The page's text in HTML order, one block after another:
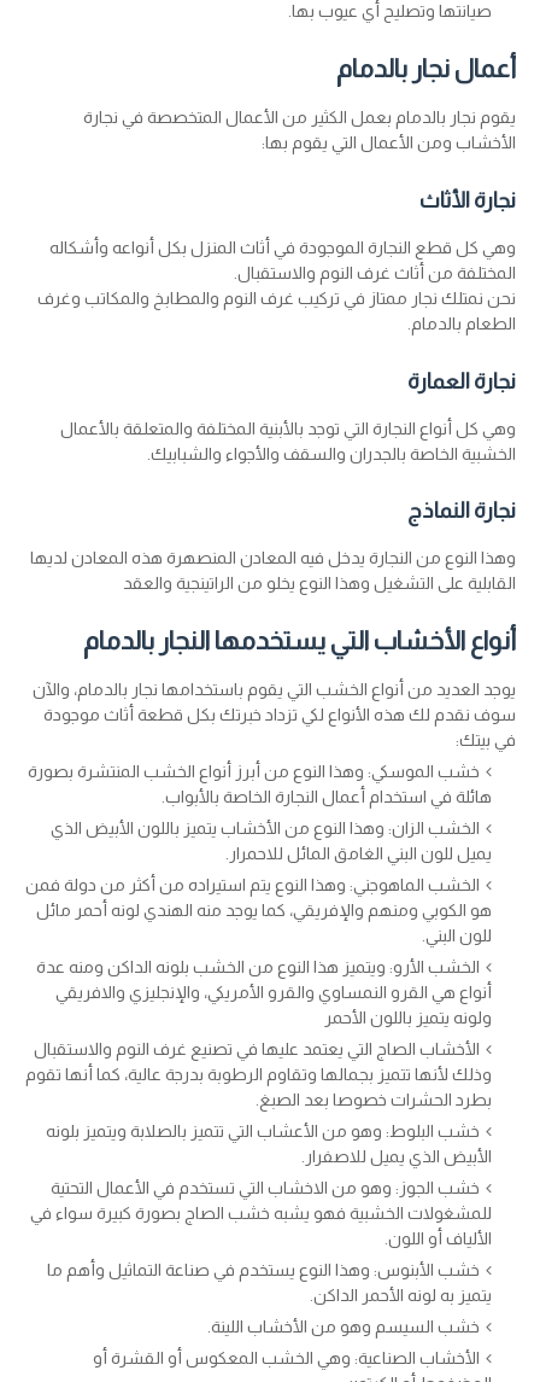
صيانتها وتصليح أي عيوب بها.
أعمال نجار بالدمام
يقوم نجار بالدمام بعمل الكثير من الأعمال المتخصصة في نجارة
الأخشاب ومن الأعمال التي يقوم بها:
نجارة الأثاث
وهي كل قطع النجارة الموجودة في أثاث المنزل بكل أنواعه وأشكاله
المختلفة من أثاث غرف النوم والاستقبال.
نحن نمتلك نجار ممتاز في تركيب غرف النوم والمطابخ والمكاتب وغرف
الطعام بالدمام.
نجارة العمارة
وهي كل أنواع النجارة التي توجد بالأبنية المختلفة والمتعلقة بالأعمال
الخشبية الخاصة بالجدران والسقف والأجواء والشبابيك.
نجارة النماذج
وهذا النوع من النجارة يدخل فيه المعادن المنصهرة هذه المعادن لديها
القابلية على التشغيل وهذا النوع يخلو من الراتينجية والعقد
أنواع الأخشاب التي يستخدمها النجار بالدمام
يوجد العديد من أنواع الخشب التي يقوم باستخدامها نجار بالدمام، والآن
سوف نقدم لك هذه الأنواع لكي تزداد خبرتك بكل قطعة أثاث موجودة
في بيتك:
خشب الموسكي: وهذا النوع من أبرز أنواع الخشب المنتشرة بصورة
هائلة في استخدام أعمال النجارة الخاصة بالأبواب.
الخشب الزان: وهذا النوع من الأخشاب يتميز باللون الأبيض الذي
يميل للون البني الغامق المائل للاحمرار.
الخشب الماهوجني: وهذا النوع يتم استيراده من أكثر من دولة فمن
هو الكوبي ومنهم والإفريقي، كما يوجد منه الهندي لونه أحمر مائل
للون البني.
الخشب الأرو: ويتميز هذا النوع من الخشب بلونه الداكن ومنه عدة
أنواع هي القرو النمساوي والقرو الأمريكي، والإنجليزي والافريقي
ولونه يتميز باللون الأحمر
الأخشاب الصاج التي يعتمد عليها في تصنيع غرف النوم والاستقبال
وذلك لأنها تتميز بجمالها وتقاوم الرطوبة بدرجة عالية، كما أنها تقوم
بطرد الحشرات خصوصا بعد الصبغ.
خشب البلوط: وهو من الأعشاب التي تتميز بالصلابة ويتميز بلونه
الأبيض الذي يميل للاصفرار.
خشب الجوز: وهو من الاخشاب التي تستخدم في الأعمال التحتية
للمشغولات الخشبية فهو يشبه خشب الصاج بصورة كبيرة سواء في
الألياف أو اللون.
خشب الأبنوس: وهذا النوع يستخدم في صناعة التماثيل وأهم ما
يتميز به لونه الأحمر الداكن.
خشب السيسم وهو من الأخشاب اللينة.
الأخشاب الصناعية: وهي الخشب المعكوس أو القشرة أو